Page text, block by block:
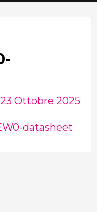
23 Ottobre 2025
datasheet